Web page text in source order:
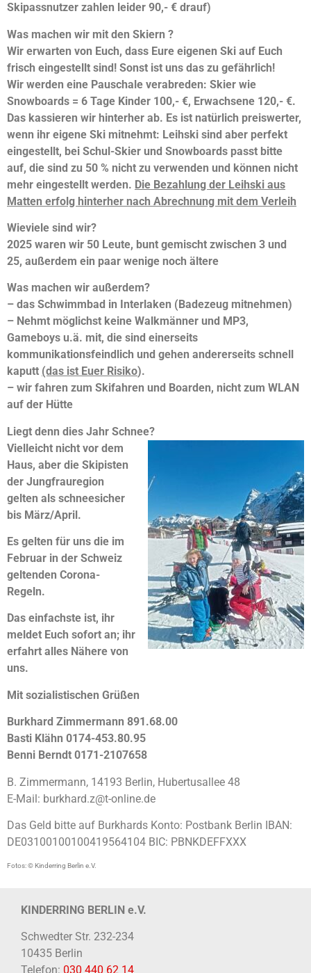
Skipassnutzer zahlen leider 90,- € drauf)
Was machen wir mit den Skiern ?
Wir erwarten von Euch, dass Eure eigenen Ski auf Euch
frisch eingestellt sind! Sonst ist uns das zu gefährlich!
Wir werden eine Pauschale verabreden: Skier wie
Snowboards = 6 Tage Kinder 100,- €, Erwachsene 120,- €.
Das kassieren wir hinterher ab. Es ist natürlich preiswerter,
wenn ihr eigene Ski mitnehmt: Leihski sind aber perfekt
eingestellt, bei Schul-Skier und Snowboards passt bitte
auf, die sind zu 50 % nicht zu verwenden und können nicht
mehr eingestellt werden. Die Bezahlung der Leihski aus
Matten erfolg hinterher nach Abrechnung mit dem Verleih
Wieviele sind wir?
2025 waren wir 50 Leute, bunt gemischt zwischen 3 und
25, außerdem ein paar wenige noch ältere
Was machen wir außerdem?
– das Schwimmbad in Interlaken (Badezeug mitnehmen)
– Nehmt möglichst keine Walkmänner und MP3,
Gameboys u.ä. mit, die sind einerseits
kommunikationsfeindlich und gehen andererseits schnell
kaputt (das ist Euer Risiko).
– wir fahren zum Skifahren und Boarden, nicht zum WLAN
auf der Hütte
Liegt denn dies Jahr Schnee?
Vielleicht nicht vor dem
Haus, aber die Skipisten
der Jungfrauregion
gelten als schneesicher
bis März/April.
Es gelten für uns die im
Februar in der Schweiz
geltenden Corona-
Regeln.
Das einfachste ist, ihr
meldet Euch sofort an; ihr
erfahrt alles Nähere von
uns.
Mit sozialistischen Grüßen
Burkhard Zimmermann 891.68.00
Basti Klähn 0174-453.80.95
Benni Berndt 0171-2107658
B. Zimmermann, 14193 Berlin, Hubertusallee 48
E-Mail: burkhard.z@t-online.de
Das Geld bitte auf Burkhards Konto: Postbank Berlin IBAN:
DE03100100100419564104 BIC: PBNKDEFFXXX
Fotos: © Kinderring Berlin e.V.
KINDERRING BERLIN e.V.
Schwedter Str. 232-234
10435 Berlin
Telefon: 030 440 62 14